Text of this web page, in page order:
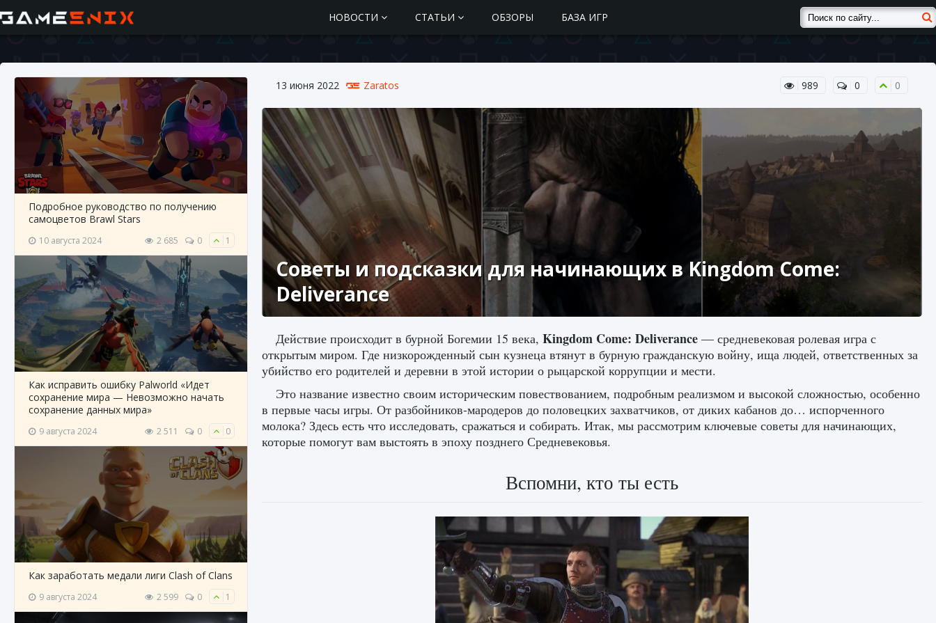
НОВОСТИ СТАТЬИ ОБЗОРЫ БАЗА ИГР
Подробное руководство по получению
самоцветов Brawl Stars
10 августа 2024 2 685 0 1
Как исправить ошибку Palworld «Идет
сохранение мира — Невозможно начать
сохранение данных мира»
9 августа 2024 2 511 0 0
Как заработать медали лиги Clash of Clans
9 августа 2024 2 599 0 1
13 июня 2022 Zaratos 989 0 0
Советы и подсказки для начинающих в Kingdom Come:
Deliverance
Действие происходит в бурной Богемии 15 века, Kingdom Come: Deliverance — средневековая ролевая игра с
открытым миром. Где низкорожденный сын кузнеца втянут в бурную гражданскую войну, ища людей, ответственных за
убийство его родителей и деревни в этой истории о рыцарской коррупции и мести.
Это название известно своим историческим повествованием, подробным реализмом и высокой сложностью, особенно
в первые часы игры. От разбойников-мародеров до половецких захватчиков, от диких кабанов до… испорченного
молока? Здесь есть что исследовать, сражаться и собирать. Итак, мы рассмотрим ключевые советы для начинающих,
которые помогут вам выстоять в эпоху позднего Средневековья.
Вспомни, кто ты есть